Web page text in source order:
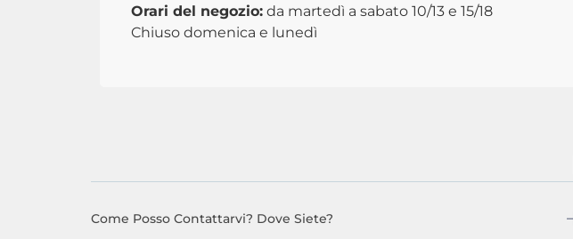
Orari del negozio: da martedì a sabato 10/13 e 15/18
Chiuso domenica e lunedì
Come Posso Contattarvi? Dove Siete?